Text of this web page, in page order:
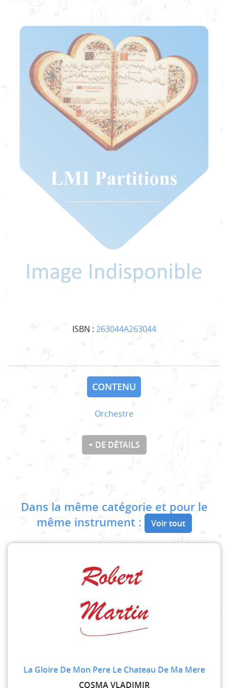
ISBN : 263044A263044
CONTENU
Orchestre
+ DE DÉTAILS
Dans la même catégorie et pour le
même instrument :
Voir tout
La Gloire De Mon Pere Le Chateau De Ma Mere
COSMA VLADIMIR